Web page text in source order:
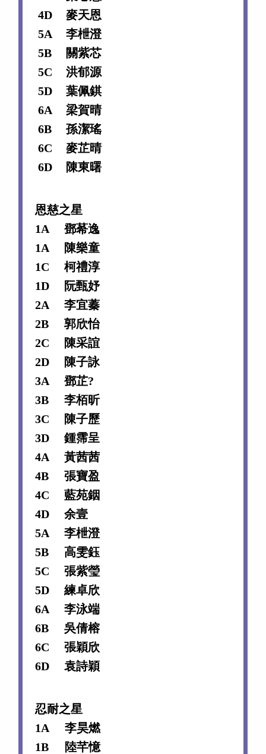
4D
麥天恩
5A
李枻澄
5B
關紫芯
5C
洪郁源
5D
葉佩錤
6A
梁賀晴
6B
孫潔瑤
6C
麥芷晴
6D
陳東曙
恩慈之星
1A
鄧莃逸
1A
陳樂童
1C
柯禮淳
1D
阮甄妤
2A
李宜蓁
2B
郭欣怡
2C
陳采誼
2D
陳子詠
3A
鄧芷?
3B
李栢昕
3C
陳子歷
3D
鍾霈呈
4A
黃茜茜
4B
張寶盈
4C
藍苑銦
4D
余壹
5A
李枻澄
5B
高雯鈺
5C
張紫瑩
5D
練卓欣
6A
李泳端
6B
吳倩榕
6C
張穎欣
6D
袁詩穎
忍耐之星
1A
李昊燃
1B
陸芊憶